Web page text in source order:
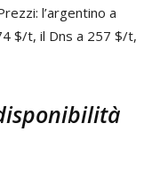
l’argentino a
$/t, il Dns a 257 $/t,